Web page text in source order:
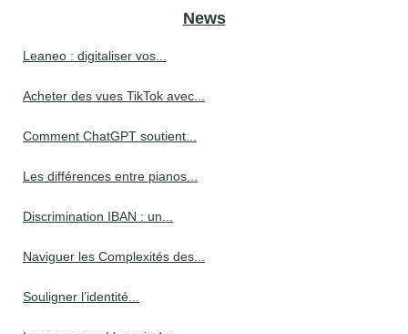
News
Leaneo : digitaliser vos...
Acheter des vues TikTok avec...
Comment ChatGPT soutient...
Les différences entre pianos...
Discrimination IBAN : un...
Naviguer les Complexités des...
Souligner l’identité...